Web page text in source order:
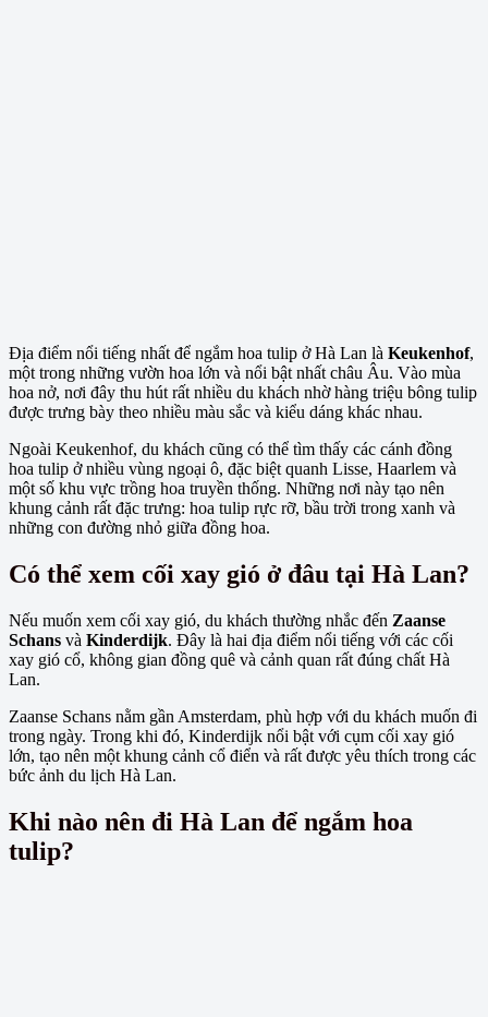
Địa điểm nổi tiếng nhất để ngắm hoa tulip ở Hà Lan là Keukenhof,
một trong những vườn hoa lớn và nổi bật nhất châu Âu. Vào mùa
hoa nở, nơi đây thu hút rất nhiều du khách nhờ hàng triệu bông tulip
được trưng bày theo nhiều màu sắc và kiểu dáng khác nhau.
Ngoài Keukenhof, du khách cũng có thể tìm thấy các cánh đồng
hoa tulip ở nhiều vùng ngoại ô, đặc biệt quanh Lisse, Haarlem và
một số khu vực trồng hoa truyền thống. Những nơi này tạo nên
khung cảnh rất đặc trưng: hoa tulip rực rỡ, bầu trời trong xanh và
những con đường nhỏ giữa đồng hoa.
Có thể xem cối xay gió ở đâu tại Hà Lan?
Nếu muốn xem cối xay gió, du khách thường nhắc đến Zaanse
Schans và Kinderdijk. Đây là hai địa điểm nổi tiếng với các cối
xay gió cổ, không gian đồng quê và cảnh quan rất đúng chất Hà
Lan.
Zaanse Schans nằm gần Amsterdam, phù hợp với du khách muốn đi
trong ngày. Trong khi đó, Kinderdijk nổi bật với cụm cối xay gió
lớn, tạo nên một khung cảnh cổ điển và rất được yêu thích trong các
bức ảnh du lịch Hà Lan.
Khi nào nên đi Hà Lan để ngắm hoa
tulip?